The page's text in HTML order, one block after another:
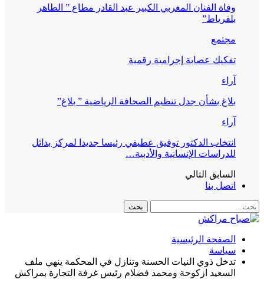
وفاة الفنان المغربي الكبير عبد القادر مطاع ” الطاهر
بلفرياط”
مجتمع
تفكيك عصابة إجرامية رقمية
آراء
بلاغ بشأن جدل تنظيم الصحافة الرياضية ” بلاغ”
آراء
انتخاب الدكتور توفيق عطيفي رئيسا جديدا لمركز بدائل
للدراسات الإنسانية والأدبية…
السابق التالي
اتصل بنا
الصفحة الرئيسية
سياسة
تدخل ذوي النيات الحسنة وتنازل في المحكمة ينهي ملف
السعيد ازكوحة ومحمد فضلام رئيس غرفة التجارة بمراكش